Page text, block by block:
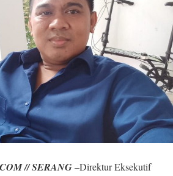
// SERANG–Direktur Eksekutif